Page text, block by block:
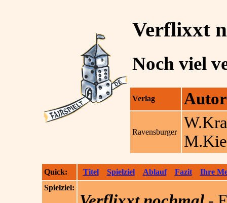
Verflixxt
Noch viel
Verlag Autor
Ravensburger
Quick: Titel Spielziel Ablauf Fazit
Ihre
Spielziel: